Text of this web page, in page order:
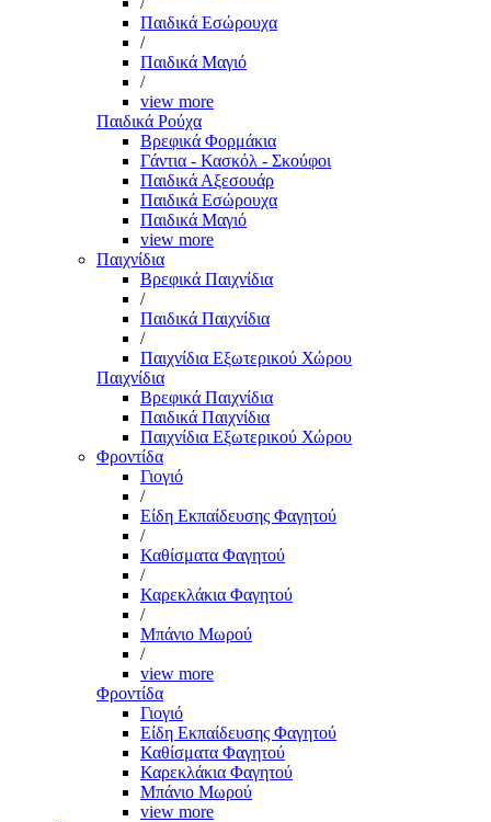
Παιδικά Εσώρουχα
/
Παιδικά Μαγιό
/
view more
Παιδικά Ρούχα
Βρεφικά Φορμάκια
Γάντια - Κασκόλ - Σκούφοι
Παιδικά Αξεσουάρ
Παιδικά Εσώρουχα
Παιδικά Μαγιό
view more
Παιχνίδια
Βρεφικά Παιχνίδια
/
Παιδικά Παιχνίδια
/
Παιχνίδια Εξωτερικού Χώρου
Παιχνίδια
Βρεφικά Παιχνίδια
Παιδικά Παιχνίδια
Παιχνίδια Εξωτερικού Χώρου
Φροντίδα
Γιογιό
/
Είδη Εκπαίδευσης Φαγητού
/
Καθίσματα Φαγητού
/
Καρεκλάκια Φαγητού
/
Μπάνιο Μωρού
/
view more
Φροντίδα
Γιογιό
Είδη Εκπαίδευσης Φαγητού
Καθίσματα Φαγητού
Καρεκλάκια Φαγητού
Μπάνιο Μωρού
view more